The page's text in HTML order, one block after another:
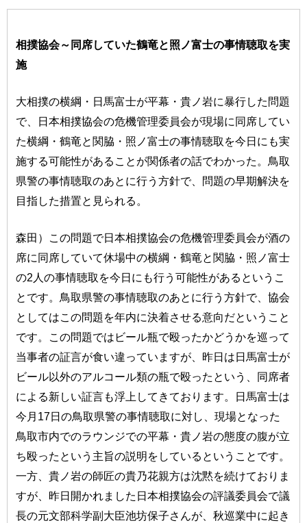
相撲協会～同席していた鶴竜と照ノ富士の事情聴取を実
施
大相撲の横綱・日馬富士が平幕・貴ノ岩に暴行した問題
で、日本相撲協会の危機管理委員会が現場に同席してい
た横綱・鶴竜と関脇・照ノ富士の事情聴取を今日にも実
施する可能性があることが関係者の話でわかった。鳥取
県警の事情聴取のあとに行う方針で、問題の早期解決を
目指した措置と見られる。
森田）この問題で日本相撲協会の危機管理委員会が酒の
席に同席していて休場中の横綱・鶴竜と関脇・照ノ富士
の2人の事情聴取を今日にも行う可能性があるというこ
とです。鳥取県警の事情聴取のあとに行う方針で、協会
としてはこの問題を年内に決着させる意向だということ
です。この問題ではビール瓶で殴ったかどうかを巡って
当事者の証言が食い違っていますが、昨日は日馬富士が
ビール以外のアルコール類の瓶で殴ったという、同席者
による新しい証言も浮上してきております。日馬富士は
今月17日の鳥取県警の事情聴取に対し、現場となった
鳥取市内でのラウンジでの平幕・貴ノ岩の態度の腹が立
ち殴ったという主旨の説明をしているということです。
一方、貴ノ岩の師匠の貴乃花親方は沈黙を続けておりま
すが、昨日開かれました日本相撲協会の評議委員会で議
長の元文部科学副大臣池坊保子さんが、秋巡業中に起き